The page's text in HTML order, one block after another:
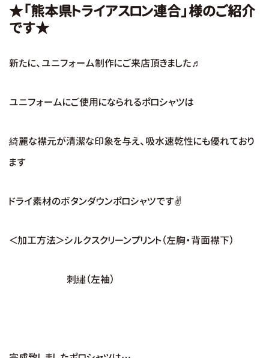
★「熊本県トライアスロン連合」様のご紹介
です★
新たに、ユニフォーム制作にご来店頂きました♬
ユニフォームにご使用になられるポロシャツは
綺麗な襟元が清潔な印象を与え、吸水速乾性にも優れており
ます
ドライ素材のボタンダウンポロシャツです✌
＜加工方法＞シルクスクリーンプリント（左胸・背面襟下）
刺繡（左袖）